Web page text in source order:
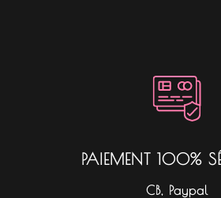
PAIEMENT 100%
CB, Paypal